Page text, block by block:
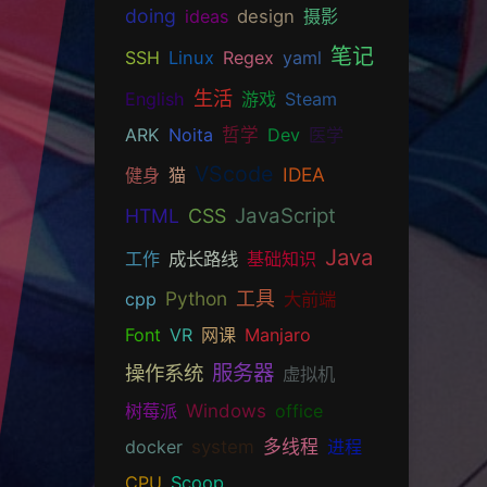
doing ideas design 摄影
SSH Linux Regex yaml 笔记
English 生活 游戏 Steam
ARK Noita 哲学 Dev 医学
健身 猫 VScode IDEA
HTML CSS JavaScript
工作 成长路线 基础知识 Java
cpp Python 工具 大前端
Font VR 网课 Manjaro
操作系统 服务器 虚拟机
树莓派 Windows office
docker system 多线程 进程